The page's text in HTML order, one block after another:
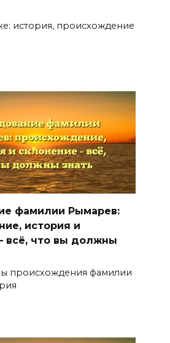
история, происхождение
фамилии Рымарев:
история и
всё, что вы должны
происхождения фамилии